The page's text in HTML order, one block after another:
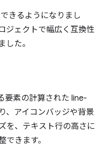
きるようになりまし
ジェクトで幅広く互換性
た。
要素の計算された line-
、アイコンバッジや背景
を、テキスト行の高さに
きます。